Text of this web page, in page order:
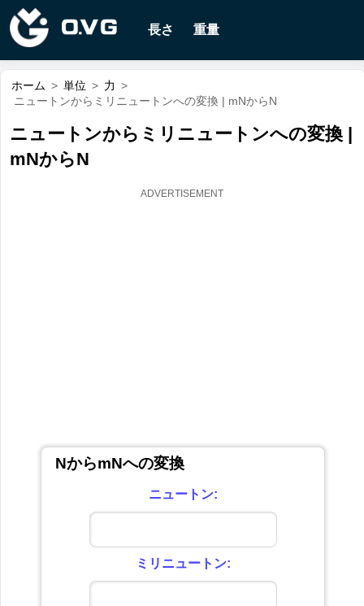
長さ 重量
ホーム > 単位 > 力 >
ニュートンからミリニュートンへの変換 | mNからN
ニュートンからミリニュートンへの変換 |
mNからN
NからmNへの変換
ニュートン:
ミリニュートン: